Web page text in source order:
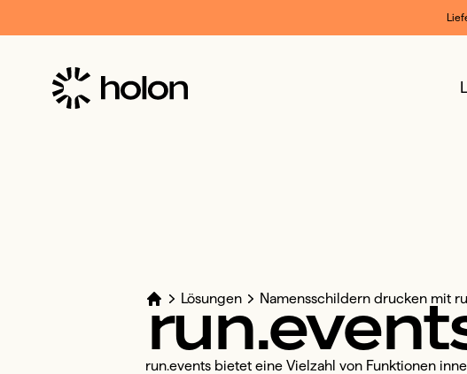
Lösungen Namensschildern drucken mit
run.events bietet eine Vielzahl von Funktionen